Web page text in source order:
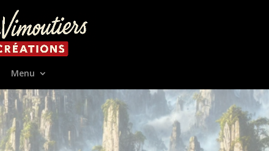
Menu